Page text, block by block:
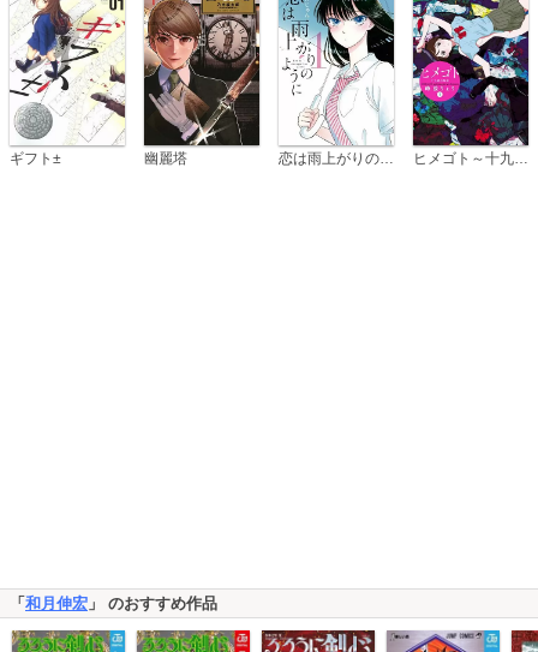
ギフト± 幽麗塔 恋は雨上がりのように ヒメゴト～十九歳の制服～
「 和月伸宏 」 のおすすめ作品